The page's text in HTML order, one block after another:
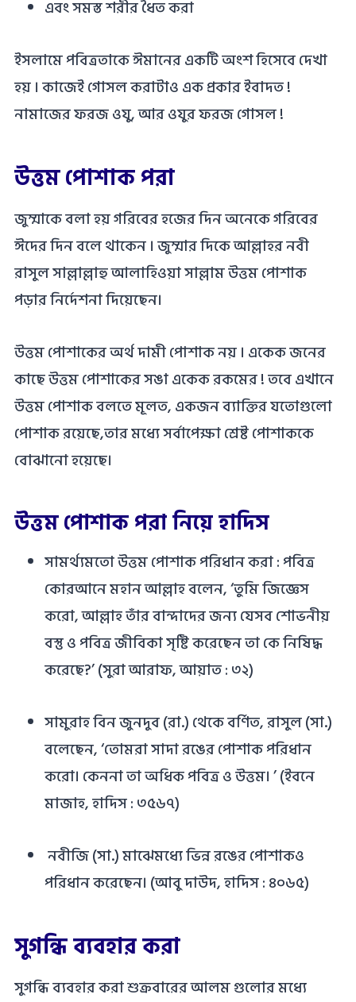
এবং সমস্ত শরীর ধৈত করা
ইসলামে পবিত্রতাকে ঈমানের একটি অংশ হিসেবে দেখা
হয় । কাজেই গোসল করাটাও এক প্রকার ইবাদত !
নামাজের ফরজ ওযু, আর ওযুর ফরজ গোসল !
উত্তম পোশাক পরা
জুম্মাকে বলা হয় গরিবের হজের দিন অনেকে গরিবের
ঈদের দিন বলে থাকেন । জুম্মার দিকে আল্লাহর নবী
রাসুল সাল্লাল্লাহু আলাহিওয়া সাল্লাম উত্তম পোশাক
পড়ার নির্দেশনা দিয়েছেন।
উত্তম পোশাকের অর্থ দামী পোশাক নয় । একেক জনের
কাছে উত্তম পোশাকের সঙা একেক রকমের ! তবে এখানে
উত্তম পোশাক বলতে মূলত, একজন ব্যাক্তির যতোগুলো
পোশাক রয়েছে,তার মধ্যে সর্বাপেক্ষা শ্রেষ্ট পোশাককে
বোঝানো হয়েছে।
উত্তম পোশাক পরা নিয়ে হাদিস
সামর্থ্যমতো উত্তম পোশাক পরিধান করা : পবিত্র
কোরআনে মহান আল্লাহ বলেন, ‘তুমি জিজ্ঞেস
করো, আল্লাহ তাঁর বান্দাদের জন্য যেসব শোভনীয়
বস্তু ও পবিত্র জীবিকা সৃষ্টি করেছেন তা কে নিষিদ্ধ
করেছে?’ (সুরা আরাফ, আয়াত : ৩২)
সামুরাহ বিন জুনদুব (রা.) থেকে বর্ণিত, রাসুল (সা.)
বলেছেন, ‘তোমরা সাদা রঙের পোশাক পরিধান
করো। কেননা তা অধিক পবিত্র ও উত্তম। ’ (ইবনে
মাজাহ, হাদিস : ৩৫৬৭)
নবীজি (সা.) মাঝেমধ্যে ভিন্ন রঙের পোশাকও
পরিধান করেছেন। (আবু দাউদ, হাদিস : ৪০৬৫)
সুগন্ধি ব্যবহার করা
সুগন্ধি ব্যবহার করা শুক্রবারের আলম গুলোর মধ্যে